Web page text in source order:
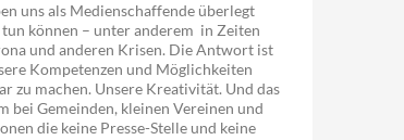
uns als Medienschaffende überlegt
können – unter anderem in Zeiten
und anderen Krisen. Die Antwort ist
Kompetenzen und Möglichkeiten
zu machen. Unsere Kreativität. Und das
bei Gemeinden, kleinen Vereinen und
die keine Presse-Stelle und keine